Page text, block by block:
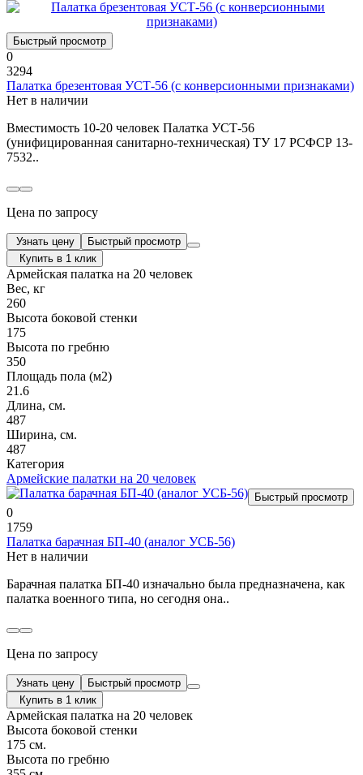
Быстрый просмотр
0
3294
Палатка брезентовая УСТ-56 (с конверсионными признаками)
Нет в наличии
Вместимость 10-20 человек Палатка УСТ-56
(унифицированная санитарно-техническая) ТУ 17 РСФСР 13-
7532..
Цена по запросу
Узнать цену
Быстрый просмотр
Купить в 1 клик
Армейская палатка на 20 человек
Вес, кг
260
Высота боковой стенки
175
Высота по гребню
350
Площадь пола (м2)
21.6
Длина, см.
487
Ширина, см.
487
Категория
Армейские палатки на 20 человек
Быстрый просмотр
0
1759
Палатка барачная БП-40 (аналог УСБ-56)
Нет в наличии
Барачная палатка БП-40 изначально была предназначена, как
палатка военного типа, но сегодня она..
Цена по запросу
Узнать цену
Быстрый просмотр
Купить в 1 клик
Армейская палатка на 20 человек
Высота боковой стенки
175 см.
Высота по гребню